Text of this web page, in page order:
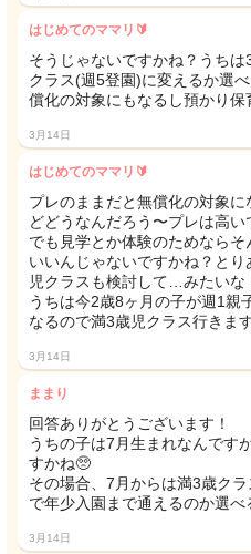
はじめてのママリ🔰
そうじゃないですかね？うち
クラス(週5登園)に変えるか選
償化の対象にもなるし預かり保
3月14日
はじめてのママリ🔰
プレのままだと無償化の対象
どどうなんだろう〜プレは高い
でも見学とか体験のためなら
いいんじゃないですかね？と
児クラスも検討して…みたいな
うちは今2歳8ヶ月の子が週1親
なるので満3歳児クラス行きま
3月14日
ままり
回答ありがとうございます！
うちの子は7月生まれなんです
すかね🥺
その場合、7月からは満3歳ク
で年少入園まで通えるのか選
3月14日